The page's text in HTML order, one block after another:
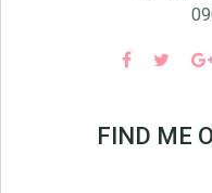
FIND ME